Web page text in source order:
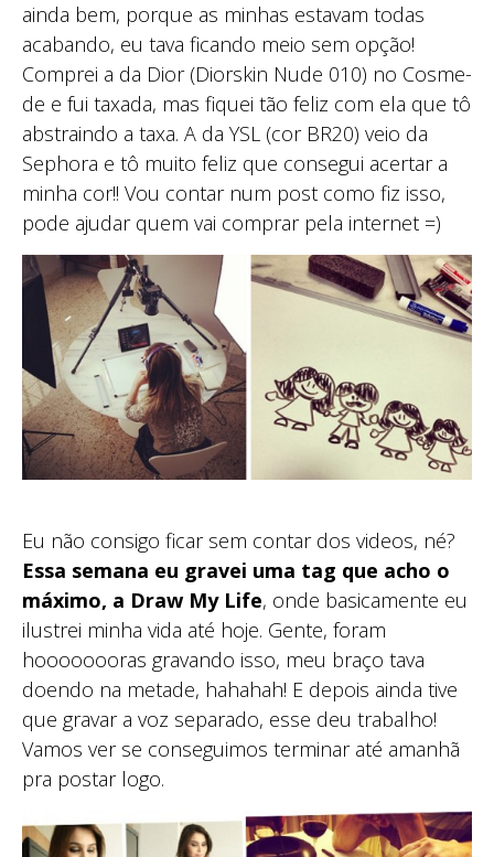
ainda bem, porque as minhas estavam todas
acabando, eu tava ficando meio sem opção!
Comprei a da Dior (Diorskin Nude 010) no Cosme-
de e fui taxada, mas fiquei tão feliz com ela que tô
abstraindo a taxa. A da YSL (cor BR20) veio da
Sephora e tô muito feliz que consegui acertar a
minha cor!! Vou contar num post como fiz isso,
pode ajudar quem vai comprar pela internet =)
Eu não consigo ficar sem contar dos videos, né?
Essa semana eu gravei uma tag que acho o
máximo, a Draw My Life, onde basicamente eu
ilustrei minha vida até hoje. Gente, foram
hoooooooras gravando isso, meu braço tava
doendo na metade, hahahah! E depois ainda tive
que gravar a voz separado, esse deu trabalho!
Vamos ver se conseguimos terminar até amanhã
pra postar logo.